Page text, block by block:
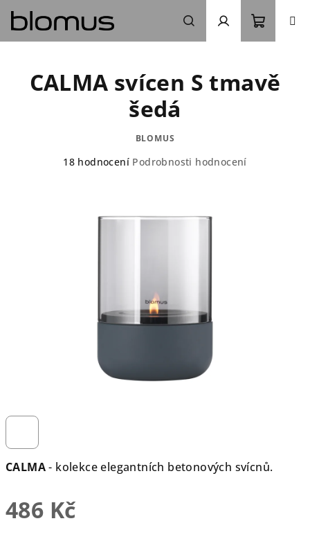
obsah
Hledat Přihlášení
košík
CALMA- kolekce elegantních betonových svícnů.
486 Kč
CALMA svícen S tmavě
šedá
BLOMUS
Průměrné
18 hodnocení Podrobnosti hodnocení